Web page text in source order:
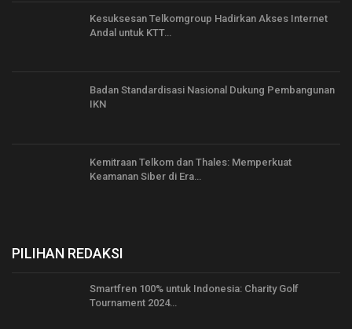
Kesuksesan Telkomgroup Hadirkan Akses Internet
Andal untuk KTT…
Badan Standardisasi Nasional Dukung Pembangunan
IKN
Kemitraan Telkom dan Thales: Memperkuat
Keamanan Siber di Era…
PILIHAN REDAKSI
Smartfren 100% untuk Indonesia: Charity Golf
Tournament 2024…